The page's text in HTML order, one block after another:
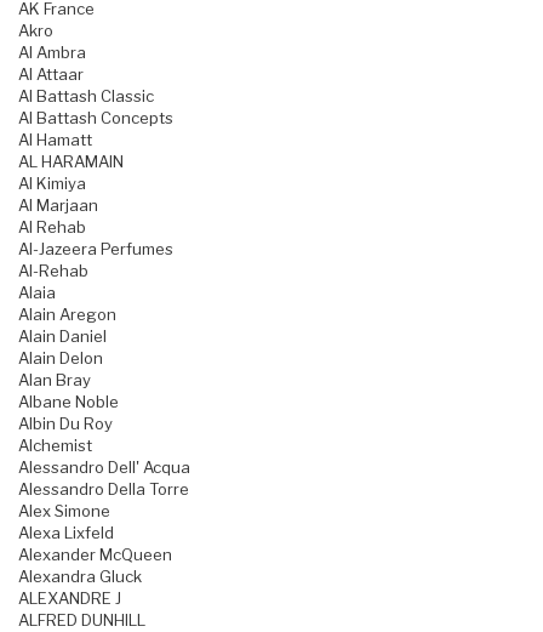
AK France
Akro
Al Ambra
Al Attaar
Al Battash Classic
Al Battash Concepts
Al Hamatt
AL HARAMAIN
Al Kimiya
Al Marjaan
Al Rehab
Al-Jazeera Perfumes
Al-Rehab
Alaia
Alain Aregon
Alain Daniel
Alain Delon
Alan Bray
Albane Noble
Albin Du Roy
Alchemist
Alessandro Dell' Acqua
Alessandro Della Torre
Alex Simone
Alexa Lixfeld
Alexander McQueen
Alexandra Gluck
ALEXANDRE J
ALFRED DUNHILL